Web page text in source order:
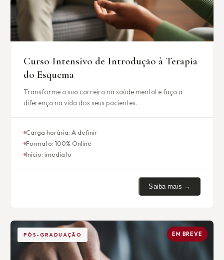
Curso Intensivo de Introdução à Terapia
do Esquema
Transforme a sua carreira na saúde mental e faça a
diferença na vida dos seus pacientes.
Carga horária: A definir
Formato: 100% Online
Início: imediato
Saiba mais →
PÓS-GRADUAÇÃO EM BREVE